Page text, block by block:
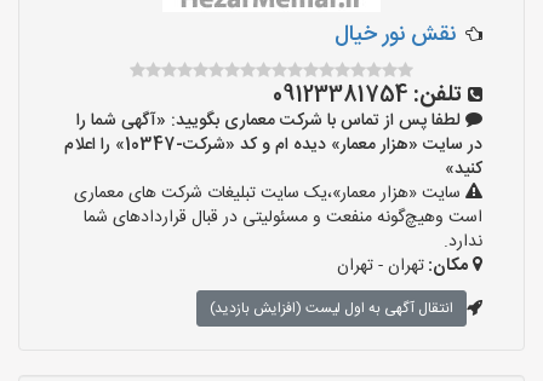
نقش نور خیال
تلفن: 09123381754
لطفا پس از تماس با شرکت معماری بگویید: «آگهی شما را
در سایت «هزار معمار» دیده ام و کد «شرکت-10347» را اعلام
کنید»
سایت «هزار معمار»،یک سایت تبلیغات شرکت های معماری
است وهیچ‌گونه منفعت و مسئولیتی در قبال قراردادهای شما
ندارد.
مکان:تهران - تهران
انتقال آگهی به اول لیست (افزایش بازدید)